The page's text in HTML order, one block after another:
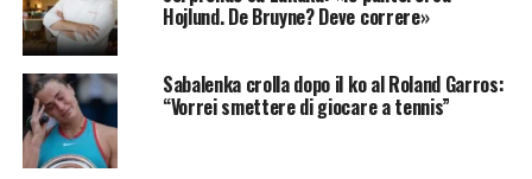
Hojlund. De Bruyne? Deve correre»
Sabalenka crolla dopo il ko al Roland Garros:
“Vorrei smettere di giocare a tennis”